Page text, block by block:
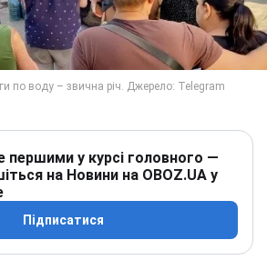
першими у курсі головного —
на Новини на OBOZ.UA у
Підписатися